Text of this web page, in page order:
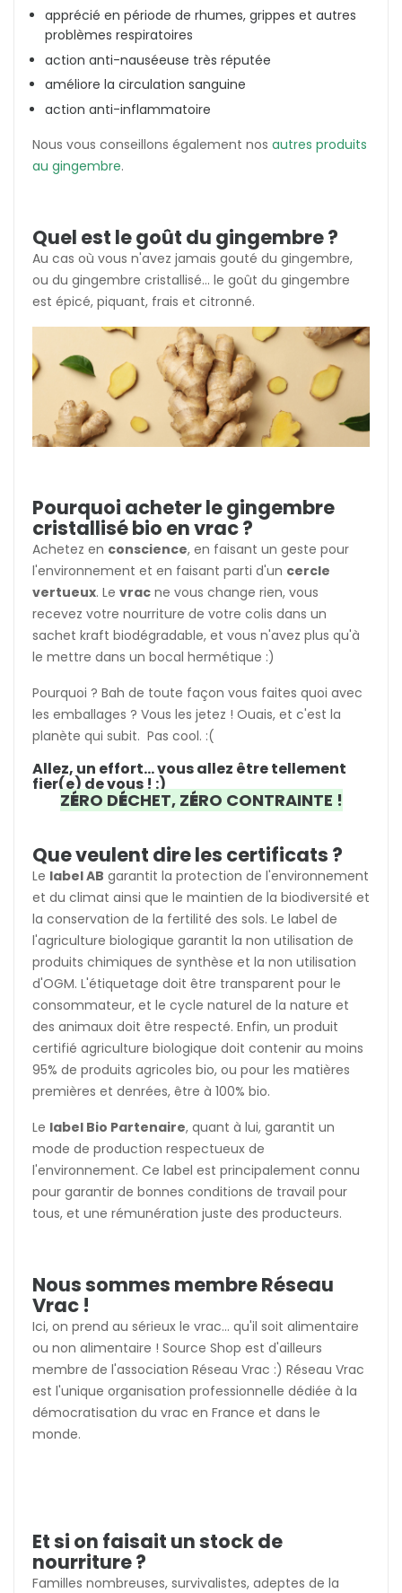
apprécié en période de rhumes, grippes et autres
problèmes respiratoires
action anti-nauséeuse très réputée
améliore la circulation sanguine
action anti-inflammatoire
Nous vous conseillons également nos autres produits
au gingembre.
Quel est le goût du gingembre ?
Au cas où vous n'avez jamais gouté du gingembre,
ou du gingembre cristallisé... le goût du gingembre
est épicé, piquant, frais et citronné.
Pourquoi acheter le gingembre
cristallisé bio en vrac ?
Achetez en conscience, en faisant un geste pour
l'environnement et en faisant parti d'un cercle
vertueux. Le vrac ne vous change rien, vous
recevez votre nourriture de votre colis dans un
sachet kraft biodégradable, et vous n'avez plus qu'à
le mettre dans un bocal hermétique :)
Pourquoi ? Bah de toute façon vous faites quoi avec
les emballages ? Vous les jetez ! Ouais, et c'est la
planète qui subit. Pas cool. :(
Allez, un effort... vous allez être tellement
fier(e) de vous ! :)
ZÉRO DÉCHET, ZÉRO CONTRAINTE !
Que veulent dire les certificats ?
Le label AB garantit la protection de l'environnement
et du climat ainsi que le maintien de la biodiversité et
la conservation de la fertilité des sols. Le label de
l'agriculture biologique garantit la non utilisation de
produits chimiques de synthèse et la non utilisation
d'OGM. L'étiquetage doit être transparent pour le
consommateur, et le cycle naturel de la nature et
des animaux doit être respecté. Enfin, un produit
certifié agriculture biologique doit contenir au moins
95% de produits agricoles bio, ou pour les matières
premières et denrées, être à 100% bio.
Le label Bio Partenaire, quant à lui, garantit un
mode de production respectueux de
l'environnement. Ce label est principalement connu
pour garantir de bonnes conditions de travail pour
tous, et une rémunération juste des producteurs.
Nous sommes membre Réseau
Vrac !
Ici, on prend au sérieux le vrac... qu'il soit alimentaire
ou non alimentaire ! Source Shop est d'ailleurs
membre de l'association Réseau Vrac :) Réseau Vrac
est l'unique organisation professionnelle dédiée à la
démocratisation du vrac en France et dans le
monde.
Et si on faisait un stock de
nourriture ?
Familles nombreuses, survivalistes, adeptes de la